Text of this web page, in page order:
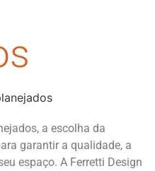
a escolha da
garantir a qualidade, a
espaço. A Ferretti Design